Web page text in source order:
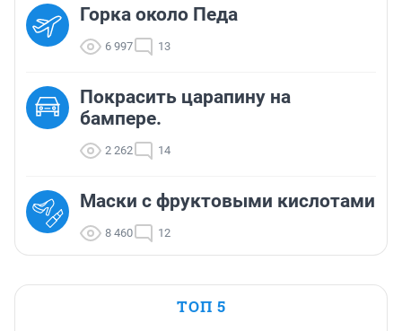
Горка около Педа
6 997 13
Покрасить царапину на
бампере.
2 262 14
Маски с фруктовыми кислотами
8 460 12
ТОП 5